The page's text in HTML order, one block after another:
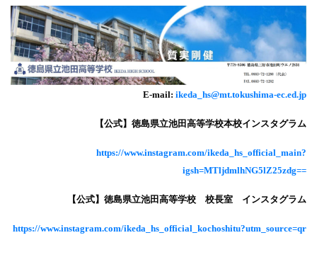
E-mail: ikeda_hs@mt.tokushima-ec.ed.jp
【公式】徳島県立池田高等学校本校インスタグラム
https://www.instagram.com/ikeda_hs_official_main?
igsh=MTljdmlhNG5lZ25zdg==
【公式】徳島県立池田高等学校 校長室 インスタグラム
https://www.instagram.com/ikeda_hs_official_kochoshitu?utm_source=qr